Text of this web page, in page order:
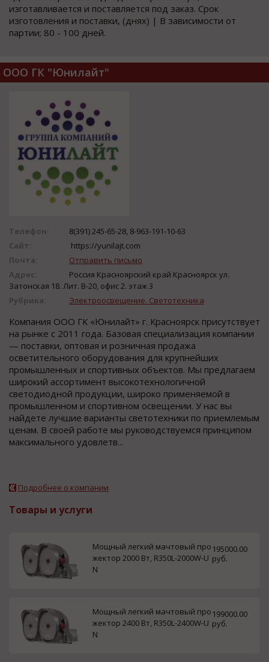
изготавливается и поставляется под заказ. Срок
изготовления и поставки, (днях) | В зависимости от
партии; 80 - 100 дней.
ООО ГК "Юнилайт"
Телефон:
8(391) 245-65-28, 8-963-191-10-63
Сайт:
https://yunilajt.com
Почта:
Отправить письмо
Адрес:
Россия Красноярский край Красноярск ул.
Затонская 18. Лит. В-20, офис 2. этаж 3
Рубрика:
Электроосвещение. Светотехника
Компания ООО ГК «Юнилайт» г. Красноярск присутствует
на рынке с 2011 года. Базовая специализация компании
— поставки, оптовая и розничная продажа
осветительного оборудования для крупнейших
промышленных и спортивных объектов. Мы предлагаем
широкий ассортимент высокотехнологичной
светодиодной продукции, широко применяемой в
промышленном и спортивном освещении. У нас вы
найдете лучшие варианты светотехники по приемлемым
ценам. В своей работе мы руководствуемся принципом
максимального удовлетв...
Подробнее о компании
Товары и услуги
Мощный легкий мачтовый про
жектор 2000 Вт, R350L-2000W-U
N
195000.00
руб.
Мощный легкий мачтовый про
жектор 2400 Вт, R350L-2400W-U
N
199000.00
руб.